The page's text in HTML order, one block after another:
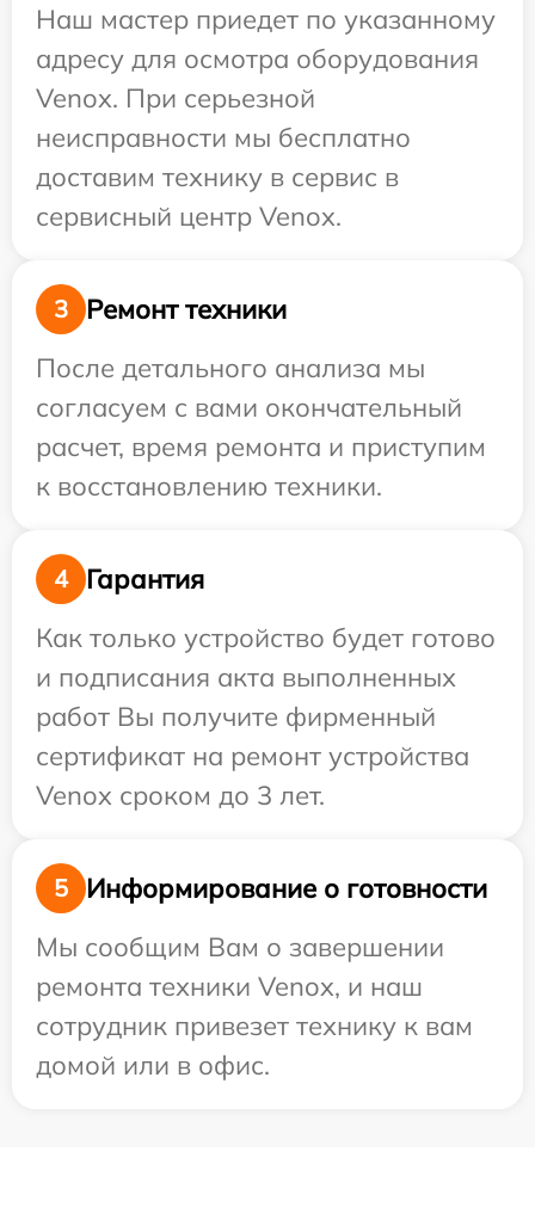
Наш мастер приедет по указанному
адресу для осмотра оборудования
Venox. При серьезной
неисправности мы бесплатно
доставим технику в сервис в
сервисный центр Venox.
3
Ремонт техники
После детального анализа мы
согласуем с вами окончательный
расчет, время ремонта и приступим
к восстановлению техники.
4
Гарантия
Как только устройство будет готово
и подписания акта выполненных
работ Вы получите фирменный
сертификат на ремонт устройства
Venox сроком до 3 лет.
5
Информирование о готовности
Мы сообщим Вам о завершении
ремонта техники Venox, и наш
сотрудник привезет технику к вам
домой или в офис.